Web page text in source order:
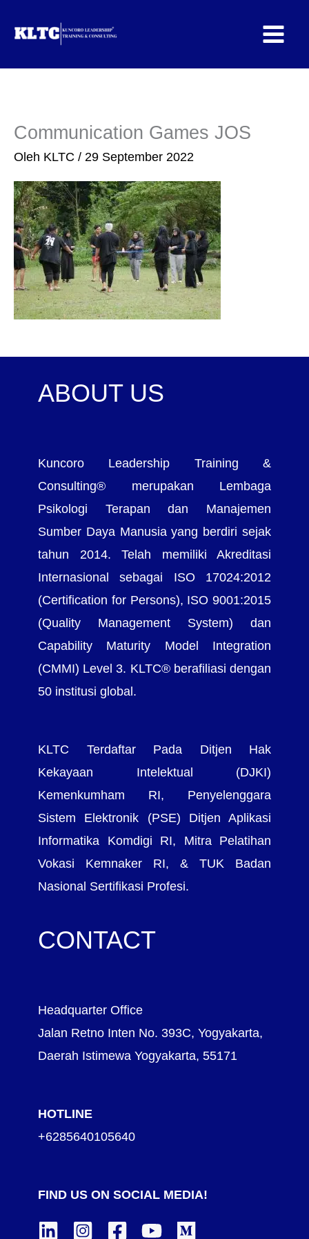
Communication Games JOS
Oleh KLTC / 29 September 2022
ABOUT US
Kuncoro Leadership Training &
Consulting® merupakan Lembaga
Psikologi Terapan dan Manajemen
Sumber Daya Manusia yang berdiri sejak
tahun 2014. Telah memiliki Akreditasi
Internasional sebagai ISO 17024:2012
(Certification for Persons), ISO 9001:2015
(Quality Management System) dan
Capability Maturity Model Integration
(CMMI) Level 3. KLTC® berafiliasi dengan
50 institusi global.
KLTC Terdaftar Pada Ditjen Hak
Kekayaan Intelektual (DJKI)
Kemenkumham RI, Penyelenggara
Sistem Elektronik (PSE) Ditjen Aplikasi
Informatika Komdigi RI, Mitra Pelatihan
Vokasi Kemnaker RI, & TUK Badan
Nasional Sertifikasi Profesi.
CONTACT
Headquarter Office
Jalan Retno Inten No. 393C, Yogyakarta,
Daerah Istimewa Yogyakarta, 55171
HOTLINE
+6285640105640
FIND US ON SOCIAL MEDIA!